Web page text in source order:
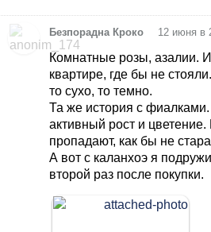
Безпорадна Кроко 12 июня в
Комнатные розы, азалии.
квартире, где бы не
то сухо, то темно.
Та же история с
активный рост и
пропадают, как бы не
А вот с каланхоэ я
второй раз после покупки.